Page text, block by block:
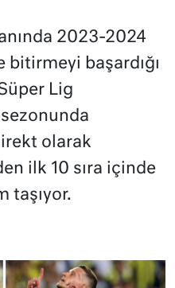
2023-2024
başardığı
Lig
olarak
ilk 10 sıra içinde
taşıyor.